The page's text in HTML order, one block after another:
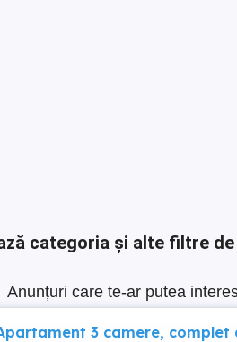
categoria și alte filtre
Anunțuri care te-ar putea
3 camere, complet